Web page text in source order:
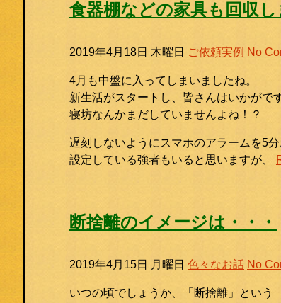
食器棚などの家具も回収
2019年4月18日 木曜日 ご依頼実例 No
4月も中盤に入ってしまいましたね。
新生活がスタートし、皆さんはいかがで
寝坊なんかまだしていませんよね！？
遅刻しないようにスマホのアラームを5分
設定している強者もいると思いますが、
断捨離のイメージは・・・
2019年4月15日 月曜日 色々なお話 No
いつの頃でしょうか、「断捨離」という